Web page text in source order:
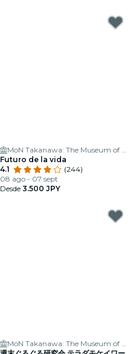
MoN Takanawa: The Museum of Narratives
Futuro de la vida
4.1
(244)
08 ago - 07 sept
Desde 3.500 JPY
MoN Takanawa: The Museum of Narratives